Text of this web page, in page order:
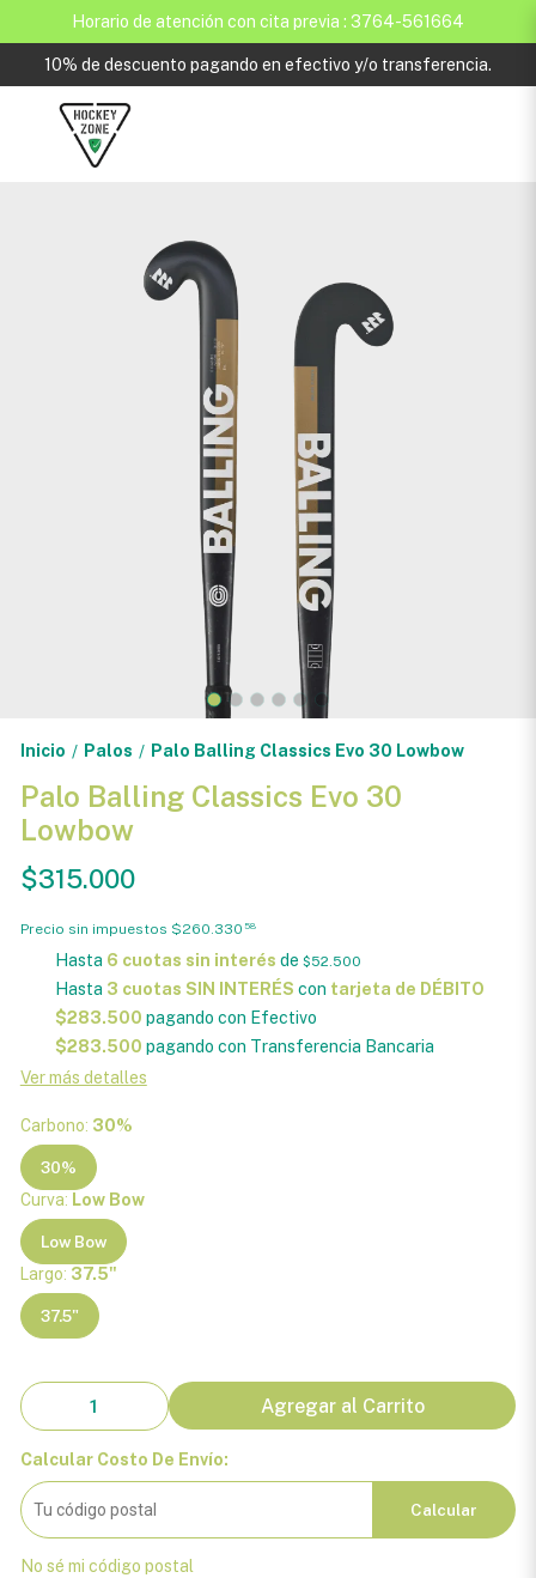
Horario de atención con cita previa : 3764-561664
10% de descuento pagando en efectivo y/o transferencia.
Inicio / Palos / Palo Balling Classics Evo 30 Lowbow
Palo Balling Classics Evo 30
Lowbow
$315.000
Precio sin impuestos $260.330 58
Hasta 6 cuotas sin interés de $52.500
Hasta 3 cuotas SIN INTERÉS con tarjeta de DÉBITO
$283.500 pagando con Efectivo
$283.500 pagando con Transferencia Bancaria
Ver más detalles
Carbono: 30%
30%
Curva: Low Bow
Low Bow
Largo: 37.5"
37.5"
Agregar al Carrito
Calcular Costo De Envío:
Calcular
No sé mi código postal